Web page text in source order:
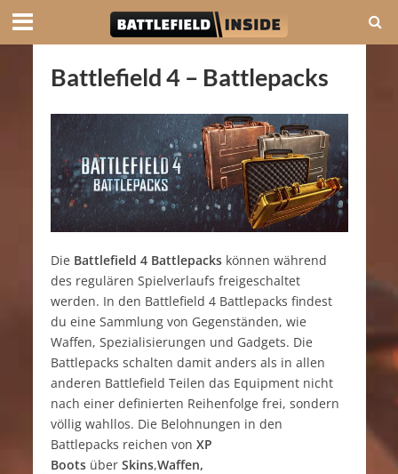
Battlefield 4 – Battlepacks
Die Battlefield 4 Battlepackskönnen während
des regulären Spielverlaufs freigeschaltet
werden. In den Battlefield 4 Battlepacks findest
du eine Sammlung von Gegenständen, wie
Waffen, Spezialisierungen und Gadgets. Die
Battlepacks schalten damit anders als in allen
anderen Battlefield Teilen das Equipment nicht
nach einer definierten Reihenfolge frei, sondern
völlig wahllos. Die Belohnungen in den
Battlepacks reichen von XP
Bootsüber Skins,Waffen,